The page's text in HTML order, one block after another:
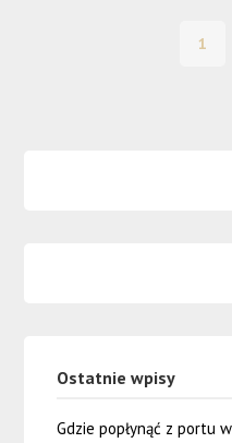
1
Ostatnie wpisy
Gdzie popłynąć z portu